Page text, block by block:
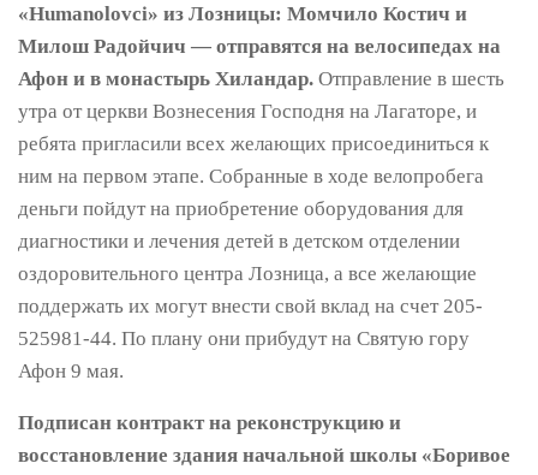
«Humanolovci» из Лозницы: Момчило Костич и
Милош Радойчич — отправятся на велосипедах на
Афон и в монастырь Хиландар. Отправление в шесть
утра от церкви Вознесения Господня на Лагаторе, и
ребята пригласили всех желающих присоединиться к
ним на первом этапе. Собранные в ходе велопробега
деньги пойдут на приобретение оборудования для
диагностики и лечения детей в детском отделении
оздоровительного центра Лозница, а все желающие
поддержать их могут внести свой вклад на счет 205-
525981-44. По плану они прибудут на Святую гору
Афон 9 мая.
Подписан контракт на реконструкцию и
восстановление здания начальной школы «Боривое